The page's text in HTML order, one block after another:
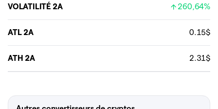
VOLATILITÉ 2A 260,64%
ATL 2A 0.15$
ATH 2A 2.31$